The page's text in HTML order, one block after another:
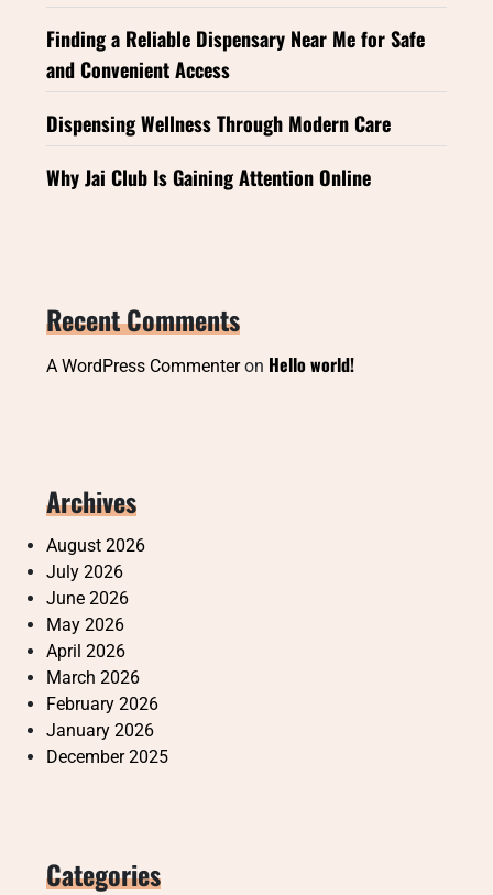
Finding a Reliable Dispensary Near Me for Safe
and Convenient Access
Dispensing Wellness Through Modern Care
Why Jai Club Is Gaining Attention Online
Recent Comments
A WordPress Commenteron Hello world!
Archives
August 2026
July 2026
June 2026
May 2026
April 2026
March 2026
February 2026
January 2026
December 2025
Categories